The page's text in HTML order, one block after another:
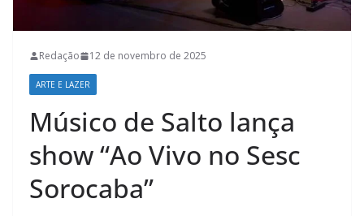
Redação 12 de novembro de 2025
ARTE E LAZER
Músico de Salto lança
show “Ao Vivo no Sesc
Sorocaba”